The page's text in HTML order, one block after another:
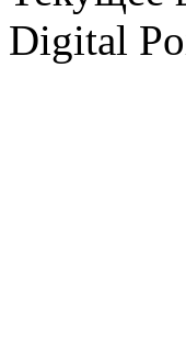
Digital